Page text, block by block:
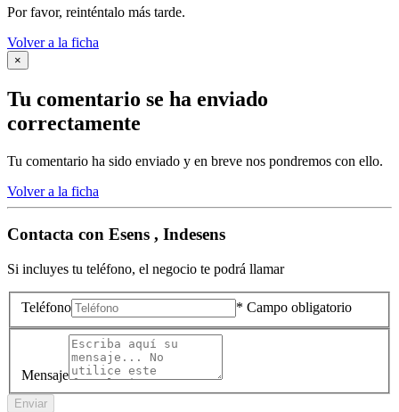
Por favor, reinténtalo más tarde.
Volver a la ficha
×
Tu comentario se ha enviado
correctamente
Tu comentario ha sido enviado y en breve nos pondremos con ello.
Volver a la ficha
Contacta con Esens , Indesens
Si incluyes tu teléfono, el negocio te podrá llamar
Teléfono * Campo obligatorio
Mensaje
Enviar